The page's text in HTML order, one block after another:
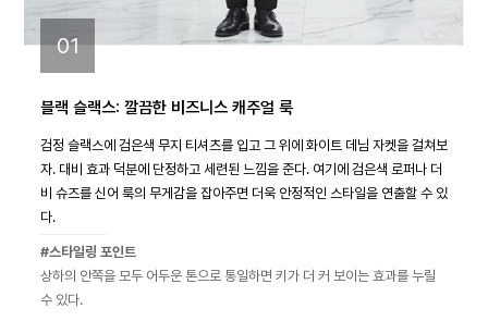
01
블랙 슬랙스: 깔끔한 비즈니스 캐주얼 룩
검정 슬랙스에 검은색 무지 티셔츠를 입고 그 위에 화이트 데님 자켓을 걸쳐보
자. 대비 효과 덕분에 단정하고 세련된 느낌을 준다. 여기에 검은색 로퍼나 더
비 슈즈를 신어 룩의 무게감을 잡아주면 더욱 안정적인 스타일을 연출할 수 있
다.
#스타일링 포인트
상하의 안쪽을 모두 어두운 톤으로 통일하면 키가 더 커 보이는 효과를 누릴
수 있다.